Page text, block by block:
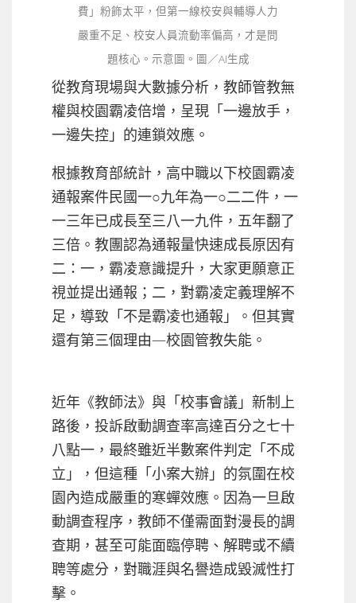
費」粉飾太平，但第一線校安與輔導人力
嚴重不足、校安人員流動率偏高，才是問
題核心。示意圖。圖／AI生成
從教育現場與大數據分析，教師管教無
權與校園霸凌倍增，呈現「一邊放手，
一邊失控」的連鎖效應。
根據教育部統計，高中職以下校園霸凌
通報案件民國一○九年為一○二二件，一
一三年已成長至三八一九件，五年翻了
三倍。教團認為通報量快速成長原因有
二：一，霸凌意識提升，大家更願意正
視並提出通報；二，對霸凌定義理解不
足，導致「不是霸凌也通報」。但其實
還有第三個理由—校園管教失能。
近年《教師法》與「校事會議」新制上
路後，投訴啟動調查率高達百分之七十
八點一，最終雖近半數案件判定「不成
立」，但這種「小案大辦」的氛圍在校
園內造成嚴重的寒蟬效應。因為一旦啟
動調查程序，教師不僅需面對漫長的調
查期，甚至可能面臨停聘、解聘或不續
聘等處分，對職涯與名譽造成毀滅性打
擊。